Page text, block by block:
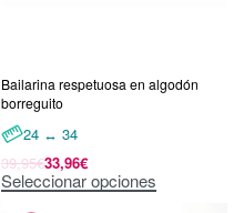
Bailarina respetuosa en algodón
borreguito
24 ↔ 34
39,95€33,96€
Seleccionar opciones